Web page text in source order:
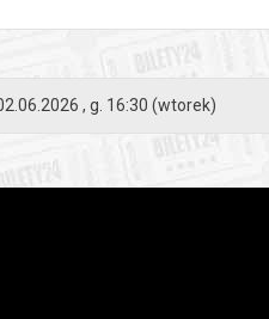
, g. 16:30 (wtorek)